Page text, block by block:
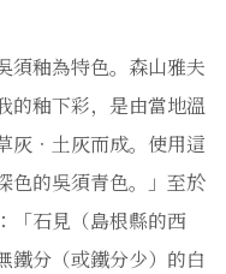
須釉為特色。森山雅夫
的釉下彩，是由當地溫
灰‧土灰而成。使用這
色的吳須青色。」至於
「石見（島根縣的西
鐵分（或鐵分少）的白